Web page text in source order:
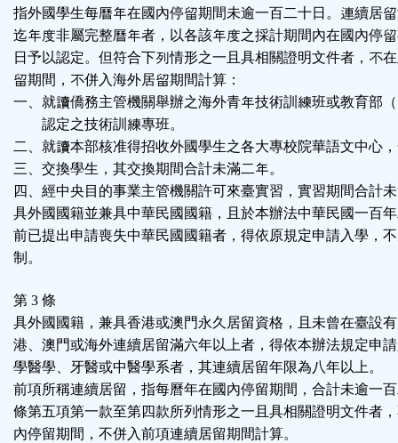
指外國學生每曆年在國內停留期間未逾一百二十日。連續居
迄年度非屬完整曆年者，以各該年度之採計期間內在國內停
日予以認定。但符合下列情形之一且具相關證明文件者，不
留期間，不併入海外居留期間計算：
一、就讀僑務主管機關舉辦之海外青年技術訓練班或教育部
認定之技術訓練專班。
二、就讀本部核准得招收外國學生之各大專校院華語文中心
三、交換學生，其交換期間合計未滿二年。
四、經中央目的事業主管機關許可來臺實習，實習期間合計
具外國國籍並兼具中華民國國籍，且於本辦法中華民國一百
前已提出申請喪失中華民國國籍者，得依原規定申請入學，
制。
第 3 條
具外國國籍，兼具香港或澳門永久居留資格，且未曾在臺設
港、澳門或海外連續居留滿六年以上者，得依本辦法規定申
學醫學、牙醫或中醫學系者，其連續居留年限為八年以上。
前項所稱連續居留，指每曆年在國內停留期間，合計未逾一
條第五項第一款至第四款所列情形之一且具相關證明文件者
內停留期間，不併入前項連續居留期間計算。